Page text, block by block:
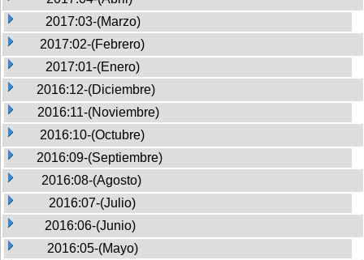
2017:03-(Marzo)
2017:02-(Febrero)
2017:01-(Enero)
2016:12-(Diciembre)
2016:11-(Noviembre)
2016:10-(Octubre)
2016:09-(Septiembre)
2016:08-(Agosto)
2016:07-(Julio)
2016:06-(Junio)
2016:05-(Mayo)